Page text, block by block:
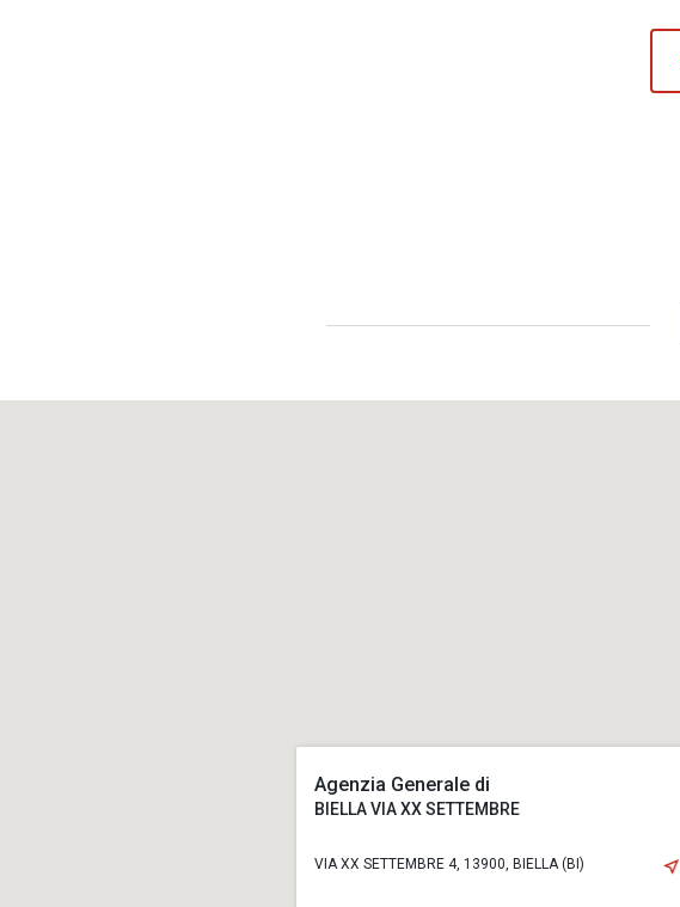
Agenzia Generale di
BIELLA VIA XX SETTEMBRE
VIA XX SETTEMBRE 4, 13900, BIELLA (BI)